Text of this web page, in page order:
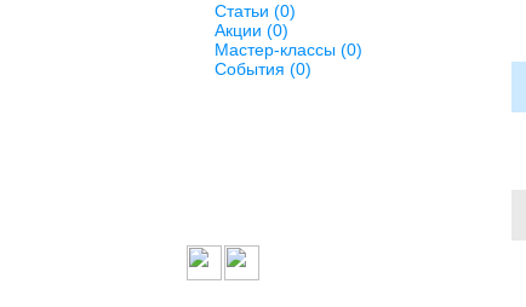
Статьи (0)
Акции (0)
Мастер-классы (0)
События (0)